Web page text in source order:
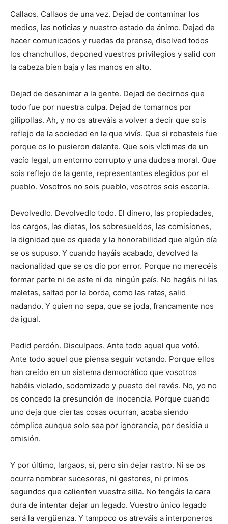
Callaos. Callaos de una vez. Dejad de contaminar los
medios, las noticias y nuestro estado de ánimo. Dejad de
hacer comunicados y ruedas de prensa, disolved todos
los chanchullos, deponed vuestros privilegios y salid con
la cabeza bien baja y las manos en alto.
Dejad de desanimar a la gente. Dejad de decirnos que
todo fue por nuestra culpa. Dejad de tomarnos por
gilipollas. Ah, y no os atreváis a volver a decir que sois
reflejo de la sociedad en la que vivís. Que si robasteis fue
porque os lo pusieron delante. Que sois víctimas de un
vacío legal, un entorno corrupto y una dudosa moral. Que
sois reflejo de la gente, representantes elegidos por el
pueblo. Vosotros no sois pueblo, vosotros sois escoria.
Devolvedlo. Devolvedlo todo. El dinero, las propiedades,
los cargos, las dietas, los sobresueldos, las comisiones,
la dignidad que os quede y la honorabilidad que algún día
se os supuso. Y cuando hayáis acabado, devolved la
nacionalidad que se os dio por error. Porque no merecéis
formar parte ni de este ni de ningún país. No hagáis ni las
maletas, saltad por la borda, como las ratas, salid
nadando. Y quien no sepa, que se joda, francamente nos
da igual.
Pedid perdón. Disculpaos. Ante todo aquel que votó.
Ante todo aquel que piensa seguir votando. Porque ellos
han creído en un sistema democrático que vosotros
habéis violado, sodomizado y puesto del revés. No, yo no
os concedo la presunción de inocencia. Porque cuando
uno deja que ciertas cosas ocurran, acaba siendo
cómplice aunque solo sea por ignorancia, por desidia u
omisión.
Y por último, largaos, sí, pero sin dejar rastro. Ni se os
ocurra nombrar sucesores, ni gestores, ni primos
segundos que calienten vuestra silla. No tengáis la cara
dura de intentar dejar un legado. Vuestro único legado
será la vergüenza. Y tampoco os atreváis a interponeros